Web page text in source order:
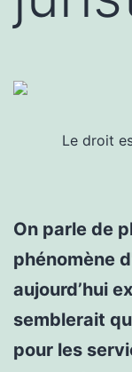
Le droit
On parle de
phénomène
aujourd’hui
semblerait
pour les